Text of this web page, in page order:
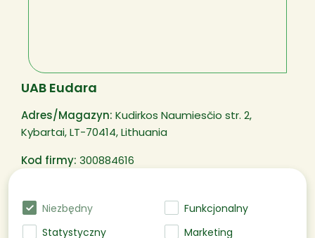
UAB Eudara
Adres/Magazyn: Kudirkos Naumiesčio str. 2,
Kybartai, LT-70414, Lithuania
Kod firmy: 300884616
Niezbędny
Funkcjonalny
Statystyczny
Marketing